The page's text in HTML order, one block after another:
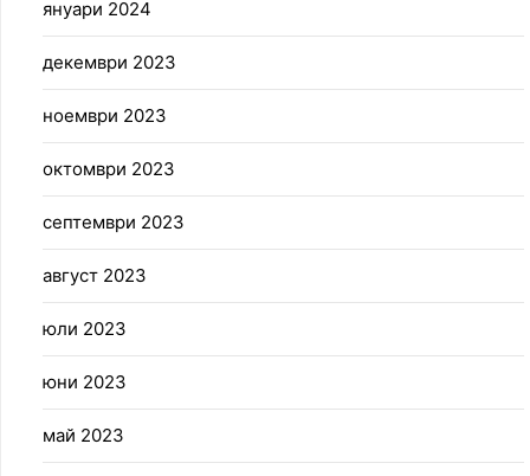
януари 2024
декември 2023
ноември 2023
октомври 2023
септември 2023
август 2023
юли 2023
юни 2023
май 2023